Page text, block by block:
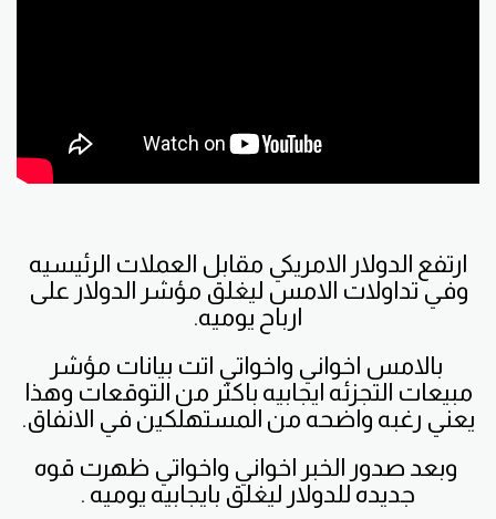
ارتفع الدولار الامريكي مقابل العملات الرئيسيه
وفي تداولات الامس ليغلق مؤشر الدولار على
ارباح يوميه.
بالامس اخواني واخواتي اتت بيانات مؤشر
مبيعات التجزئه ايجابيه باكثر من التوقعات وهذا
يعني رغبه واضحه من المستهلكين في الانفاق.
وبعد صدور الخبر اخواني واخواتي ظهرت قوه
جديده للدولار ليغلق بايجابيه يوميه .